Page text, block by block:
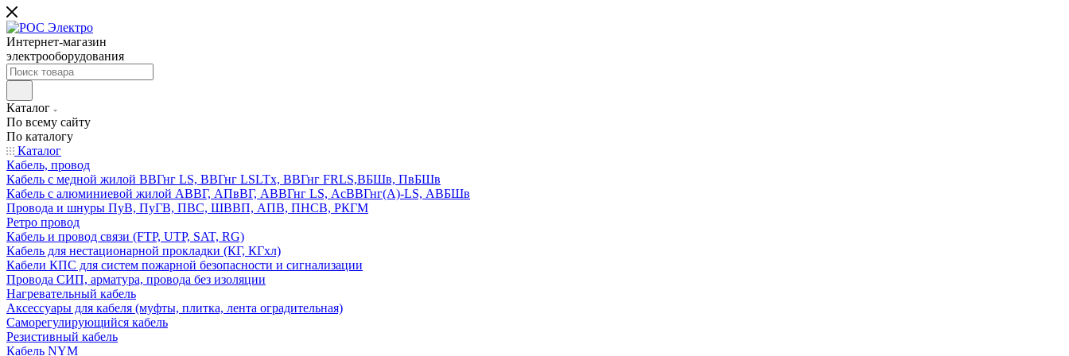
Интернет-магазин
электрооборудования
Каталог
По всему сайту
По каталогу
Каталог
Кабель, провод
Кабель с медной жилой ВВГнг LS, ВВГнг LSLTx, ВВГнг FRLS,ВБШв, ПвБШв
Кабель с алюминиевой жилой АВВГ, АПвВГ, АВВГнг LS, АсВВГнг(А)-LS, АВБШв
Провода и шнуры ПуВ, ПуГВ, ПВС, ШВВП, АПВ, ПНСВ, РКГМ
Ретро провод
Кабель и провод связи (FTP, UTP, SAT, RG)
Кабель для нестационарной прокладки (КГ, КГхл)
Кабели КПС для систем пожарной безопасности и сигнализации
Провода СИП, арматура, провода без изоляции
Нагревательный кабель
Аксессуары для кабеля (муфты, плитка, лента оградительная)
Саморегулирующийся кабель
Резистивный кабель
Кабель NYM